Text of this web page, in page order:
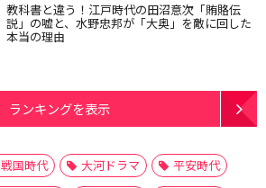
教科書と違う！江戸時代の田沼意次「賄賂伝
説」の嘘と、水野忠邦が「大奥」を敵に回した
本当の理由
ランキングを表示
戦国時代 大河ドラマ
平安時代